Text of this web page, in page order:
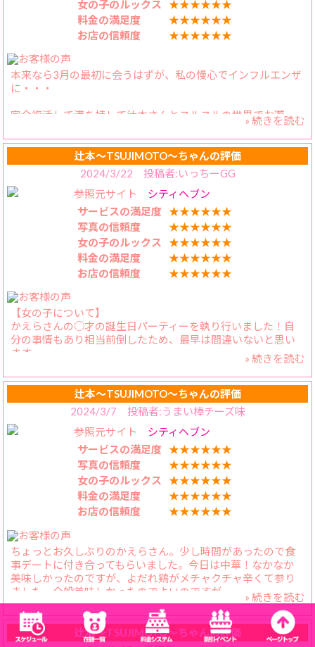
んの特徴であるロケットパイを堪能します。
イチャイチャ出来て、本当にありがたや～。
【スタッフの対応】
安定の対応です。いつもありがとうございます。
女の子のルックス
★★★★★★
料金の満足度
★★★★★★
お店の信頼度
★★★★★★
本来なら3月の最初に会うはずが、私の慢心でインフルエンザ
に・・・
完全復活して満を持して辻本さんとヌルヌルの世界でお遊
大きめなお風呂だったけど、完璧なローション風呂を作って
くれて大満足！ご本人もご満悦でお互い大はしゃぎして楽し
みました、ぬるぬる状態で後ろからの素股は興奮必至、お胸
を扉におしつけながらするともっと最高です
ベッドでもお互いせめあってたくさん発射しました
まだまだ辻本さんと遊びたかったですが、夜勤が待っていた
のでほどほど(全力)で楽しみました
また時間が出来たら絶対指名します
» 続きを読む
辻本〜TSUJIMOTO〜ちゃんの評価
2024/3/22 投稿者:いっちーGG
参照元サイト シティヘブン
サービスの満足度
★★★★★★
写真の信頼度
★★★★★★
女の子のルックス
★★★★★★
料金の満足度
★★★★★★
お店の信頼度
★★★★★★
【女の子について】
かえらさんの○才の誕生日パーティーを執り行いました！自
分の事情もあり相当前倒したため、最早は間違いないと思い
ます。
【料金納得度】
今回は口コミ割を利用しました。ポイント併用範囲が広がる
といただけると、ますます遊びに行きたくなるのですが。
【プレイ内容】
幾つかサプライズを用意させていただきました。いずれも大
したものではありませんが、とても喜んでくれて私も嬉しく
なりました！手配がうまくいかず、やることがスムーズにい
かない状態でも、イチャイチャが優先だよね💖と言ってく
れ、相変わらずの濃厚ちゅうちゅうから、一緒に気持ちよく
なることができました！かえらさんとのイチャイチャは最高
した！
【スタッフの対応】
問題なく対応いただいてます。電話連絡回数が少ないのも、
たすかります。
» 続きを読む
辻本〜TSUJIMOTO〜ちゃんの評価
2024/3/7 投稿者:うまい棒チーズ味
参照元サイト シティヘブン
サービスの満足度
★★★★★★
写真の信頼度
★★★★★★
女の子のルックス
★★★★★★
料金の満足度
★★★★★★
お店の信頼度
★★★★★★
ちょっとお久しぶりのかえらさん。少し時間があったので食
事デートに付き合ってもらいました。今日は中華！なかなか
美味しかったのですが、よだれ鶏がメチャクチャ辛くて参り
ました。全般美味しかったのでよいのですが…。
お腹も満腹になった所でいつものホテルへ。今回は痴女イベ
ントをお願いしました。全身アミタイツが超セクシーでした
» 続きを読む
辻本〜TSUJIMOTO〜ちゃんの評価